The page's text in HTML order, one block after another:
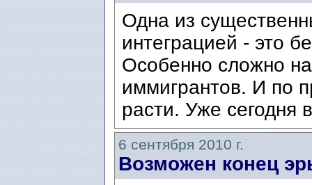
Одна из
интеграцией - это
Особенно сложно
иммигрантов. И по
расти. Уже
6 сентября 2010 г.
Возможен конец